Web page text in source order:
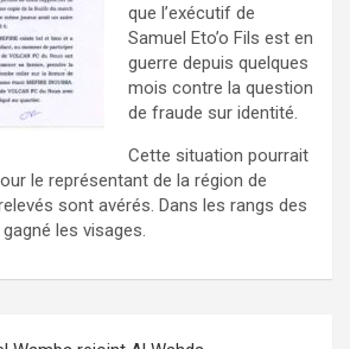
que l’exécutif de
Samuel Eto’o Fils est en
guerre depuis quelques
mois contre la question
de fraude sur identité.
Cette situation pourrait
le représentant de la région de
sont avérés. Dans les rangs des
les visages.